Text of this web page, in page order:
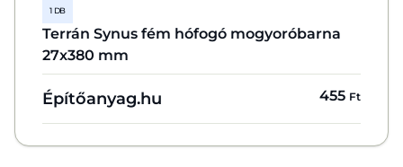
1 DB
Terrán Synus fém hófogó mogyoróbarna
27x380 mm
Építőanyag.hu 455 Ft